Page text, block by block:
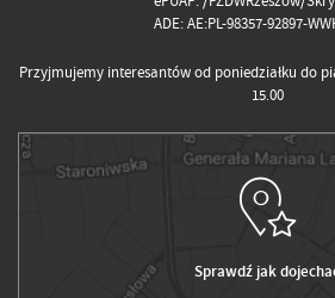
ADE: AE:PL-98357-92897-
Przyjmujemy interesantów od poniedziałku do
15.00
Sprawdź jak